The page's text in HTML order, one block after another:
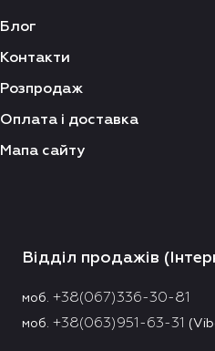
Блог
Контакти
Розпродаж
Оплата і доставка
Мапа сайту
Відділ продажів
моб. +38(067)336-30-81
моб. +38(063)951-63-31